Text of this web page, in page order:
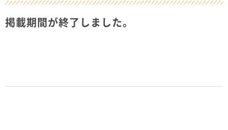
掲載期間が終了しました。